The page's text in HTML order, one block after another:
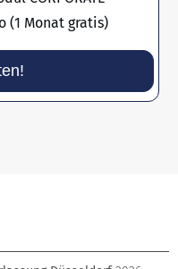
(1 Monat gratis)